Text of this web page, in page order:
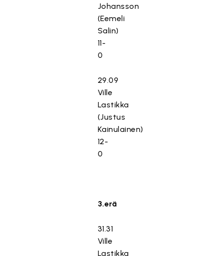
Johansson
(Eemeli
Salin)
11-
0
29.09
Ville
Lastikka
(Justus
Kainulainen)
12-
0
3.erä
31.31
Ville
Lastikka